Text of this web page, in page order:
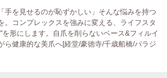
手を見せるのが恥ずかしい」そんな悩みを持つ
。コンプレックスを強みに変える、ライフスタ
形にします。自爪を削らないベース&フィルイ
ら健康的な美爪へ[経堂/豪徳寺/千歳船橋/パラジ